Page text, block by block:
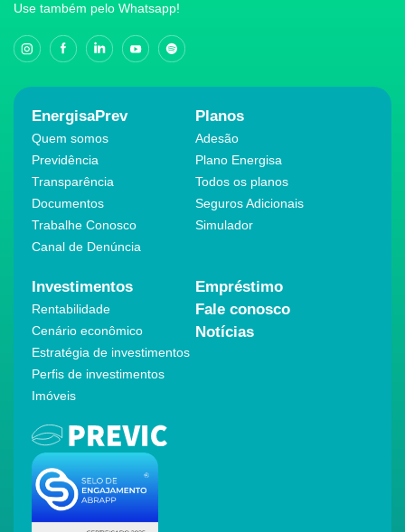
Use também pelo Whatsapp!
EnergisaPrev
Quem somos
Previdência
Transparência
Documentos
Trabalhe Conosco
Canal de Denúncia
Planos
Adesão
Plano Energisa
Todos os planos
Seguros Adicionais
Simulador
Investimentos
Rentabilidade
Cenário econômico
Estratégia de investimentos
Perfis de investimentos
Imóveis
Empréstimo
Fale conosco
Notícias